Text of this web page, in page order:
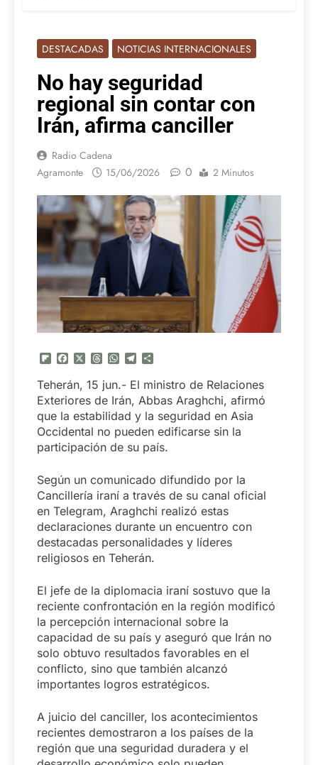
DESTACADAS NOTICIAS INTERNACIONALES
No hay seguridad
regional sin contar con
Irán, afirma canciller
Radio Cadena
Agramonte
15/06/2026 0 2 Minutos
Flipboard
Facebook
X Threads
WhatsApp
Telegram
Teherán, 15 jun.- El ministro de Relaciones
Exteriores de Irán, Abbas Araghchi, afirmó
que la estabilidad y la seguridad en Asia
Occidental no pueden edificarse sin la
participación de su país.
Según un comunicado difundido por la
Cancillería iraní a través de su canal oficial
en Telegram, Araghchi realizó estas
declaraciones durante un encuentro con
destacadas personalidades y líderes
religiosos en Teherán.
El jefe de la diplomacia iraní sostuvo que la
reciente confrontación en la región modificó
la percepción internacional sobre la
capacidad de su país y aseguró que Irán no
solo obtuvo resultados favorables en el
conflicto, sino que también alcanzó
importantes logros estratégicos.
A juicio del canciller, los acontecimientos
recientes demostraron a los países de la
región que una seguridad duradera y el